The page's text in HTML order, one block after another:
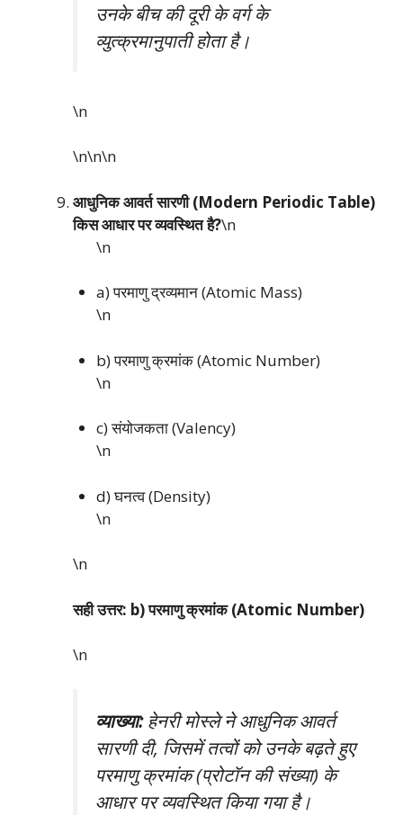
उनके बीच की दूरी के वर्ग के
व्युत्क्रमानुपाती होता है।
\n
\n\n\n
आधुनिक आवर्त सारणी (Modern Periodic Table)
किस आधार पर व्यवस्थित है?\n
\n
a) परमाणु द्रव्यमान (Atomic Mass)
\n
b) परमाणु क्रमांक (Atomic Number)
\n
c) संयोजकता (Valency)
\n
d) घनत्व (Density)
\n
\n
सही उत्तर: b) परमाणु क्रमांक (Atomic Number)
\n
व्याख्या:हेनरी मोस्ले ने आधुनिक आवर्त
सारणी दी, जिसमें तत्वों को उनके बढ़ते हुए
परमाणु क्रमांक (प्रोटॉन की संख्या) के
आधार पर व्यवस्थित किया गया है।